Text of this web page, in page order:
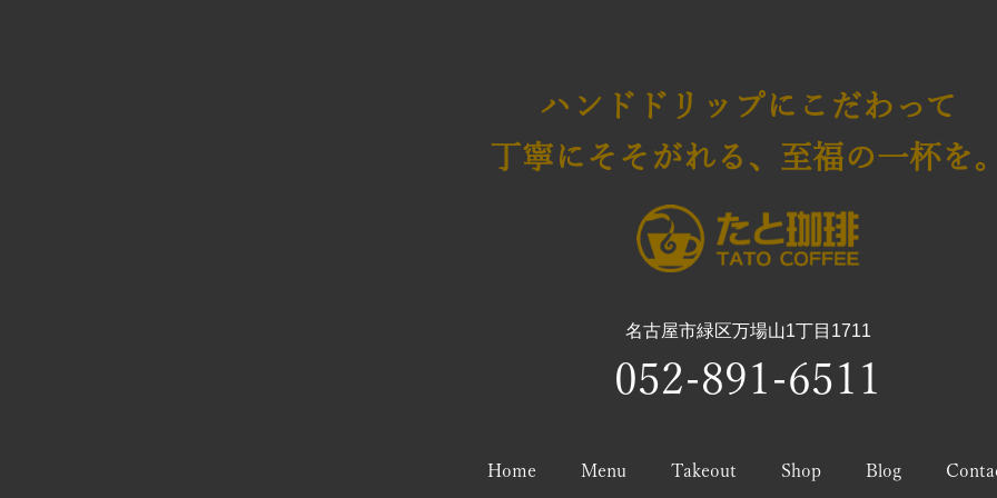
ハンドドリップにこだわって
丁寧にそそがれる、至福の一杯を
名古屋市緑区万場山1丁目1711
052-891-6511
Home Menu Takeout Shop Blog